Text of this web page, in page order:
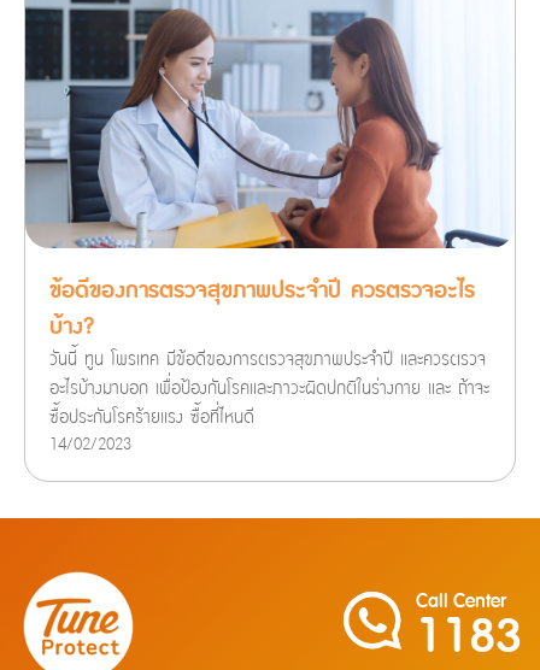
ข้อดีของการตรวจสุขภาพประจำปี ควรตรวจอะไร
บ้าง?
วันนี้ ทูน โพรเทค มีข้อดีของการตรวจสุขภาพประจำปี และควรตรวจ
อะไรบ้างมาบอก เพื่อป้องกันโรคและภาวะผิดปกติในร่างกาย และ ถ้าจะ
ซื้อประกันโรคร้ายแรง ซื้อที่ไหนดี
14/02/2023
Call Center
1183